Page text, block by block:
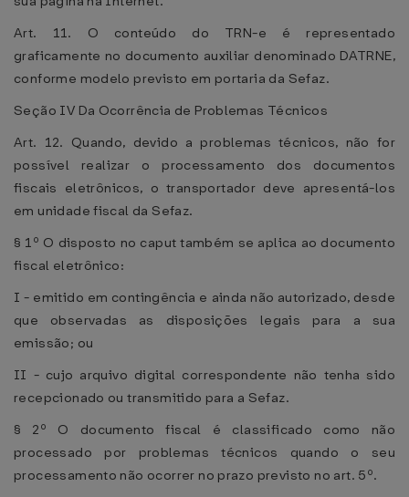
Art. 11. O conteúdo do TRN-e é representado
graficamente no documento auxiliar denominado DATRNE,
conforme modelo previsto em portaria da Sefaz.
Seção IV Da Ocorrência de Problemas Técnicos
Art. 12. Quando, devido a problemas técnicos, não for
possível realizar o processamento dos documentos
fiscais eletrônicos, o transportador deve apresentá-los
em unidade fiscal da Sefaz.
§ 1º O disposto no caput também se aplica ao documento
fiscal eletrônico:
I - emitido em contingência e ainda não autorizado, desde
que observadas as disposições legais para a sua
emissão; ou
II - cujo arquivo digital correspondente não tenha sido
recepcionado ou transmitido para a Sefaz.
§ 2º O documento fiscal é classificado como não
processado por problemas técnicos quando o seu
processamento não ocorrer no prazo previsto no art. 5º.